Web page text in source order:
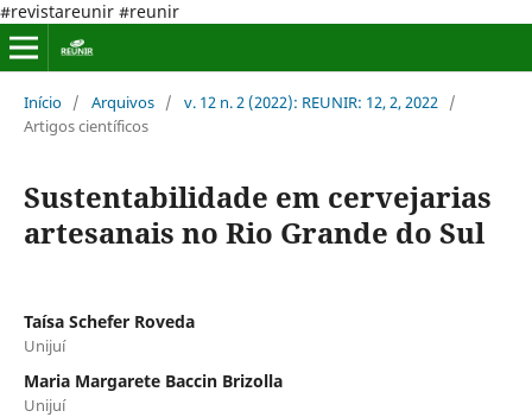
#revistareunir #reunir
Início / Arquivos / v. 12 n. 2 (2022): REUNIR: 12, 2, 2022 /
Artigos científicos
Sustentabilidade em cervejarias
artesanais no Rio Grande do Sul
Taísa Schefer Roveda
Unijuí
Maria Margarete Baccin Brizolla
Unijuí